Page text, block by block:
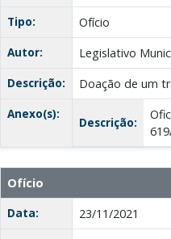
Tipo:
Ofício
Autor:
Legislativo
Descrição:
Doação de um
Anexo(s):
Descrição:
Ofício
Data:
23/11/2021